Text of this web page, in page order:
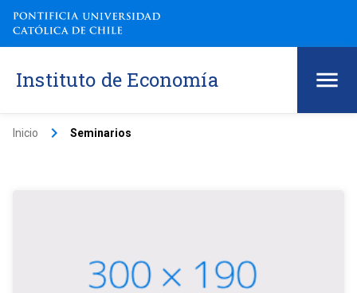
Instituto de Economía
Inicio keyboard_arrow_right Seminarios